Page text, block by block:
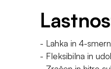
- Lahka in 4-
- Fleksibilna in